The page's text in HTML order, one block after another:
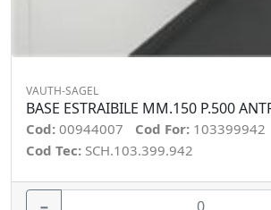
VAUTH-SAGEL
BASE ESTRAIBILE MM.150 P.500
Cod: 00944007 Cod For: 103399942
Cod Tec: SCH.103.399.942